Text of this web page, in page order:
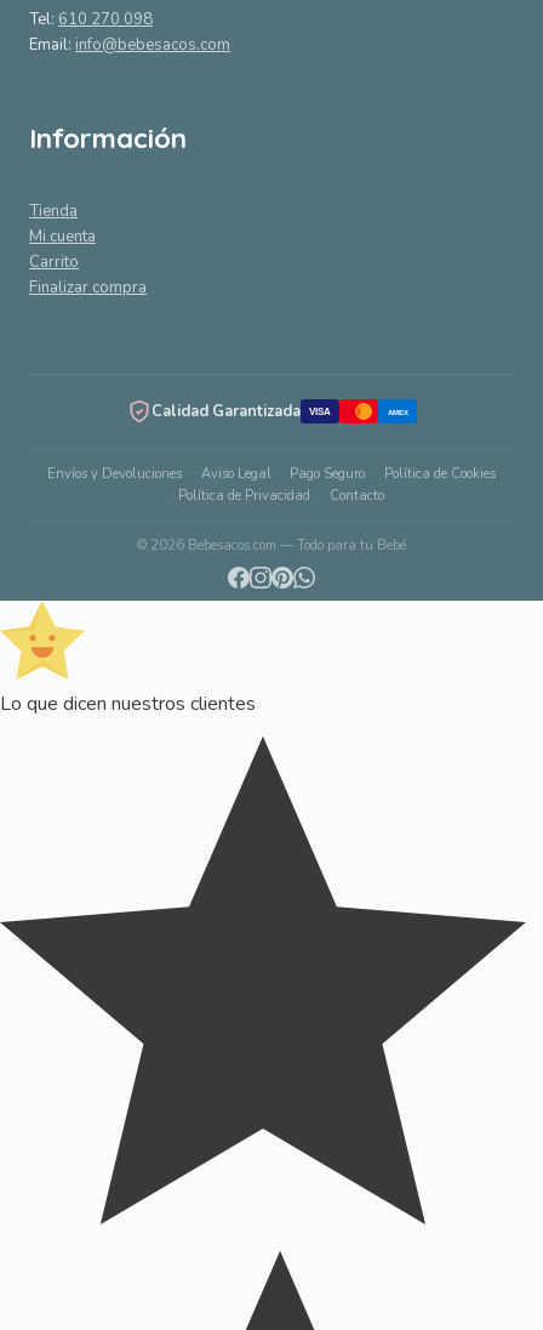
Tel: 610 270 098
Email: info@bebesacos.com
Información
Tienda
Mi cuenta
Carrito
Finalizar compra
Calidad Garantizada VISA AMEX
Envíos y Devoluciones Aviso Legal Pago Seguro
Política de Cookies
Política de Privacidad
Contacto
© 2026 Bebesacos.com — Todo para tu Bebé
Lo que dicen nuestros clientes